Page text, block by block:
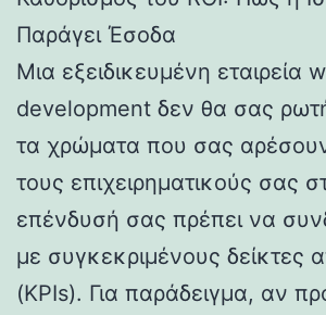
Παράγει Έσοδα
Μια εξειδικευμένη εταιρεία
development δεν θα σας
τα χρώματα που σας
τους επιχειρηματικούς σας
επένδυσή σας πρέπει να
με συγκεκριμένους δείκτες
(KPIs). Για παράδειγμα, αν